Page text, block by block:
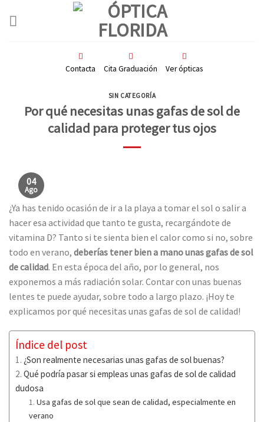
Contacta Cita Graduación Ver ópticas
SIN CATEGORÍA
Por qué necesitas unas gafas de sol de
calidad para proteger tus ojos
04
Ago
¿Ya has tenido ocasión de ir a la playa a tomar el sol o salir a
hacer esa actividad que tanto te gusta, recargándote de
vitamina D? Tanto si te sienta bien el calor como si no, sobre
todo en verano, deberías tener bien a mano unas gafas de sol
de calidad. En esta época del año, por lo general, nos
exponemos a más radiación solar. Contar con unas buenas
lentes te puede ayudar, sobre todo a largo plazo. ¡Hoy te
explicamos por qué necesitas unas gafas de sol de calidad!
Índice del post
¿Son realmente necesarias unas gafas de sol buenas?
Qué podría pasar si empleas unas gafas de sol de calidad
dudosa
Usa gafas de sol que sean de calidad, especialmente en
verano